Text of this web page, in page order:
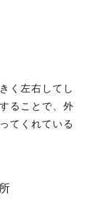
く左右してし
ることで、外
てくれている